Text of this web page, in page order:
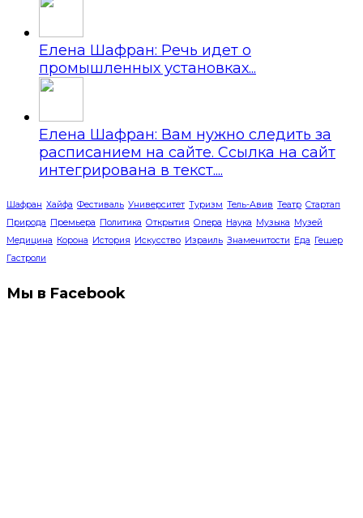
Елена Шафран: Речь идет о
промышленных установках...
Елена Шафран: Вам нужно следить за
расписанием на сайте. Ссылка на сайт
интегрирована в текст....
Шафран Хайфа Фестиваль Университет Туризм Тель-Авив Театр Стартап
Природа Премьера Политика Открытия Опера Наука Музыка Музей
Медицина Корона История Искусство Израиль Знаменитости Еда Гешер
Гастроли
Мы в Facebook